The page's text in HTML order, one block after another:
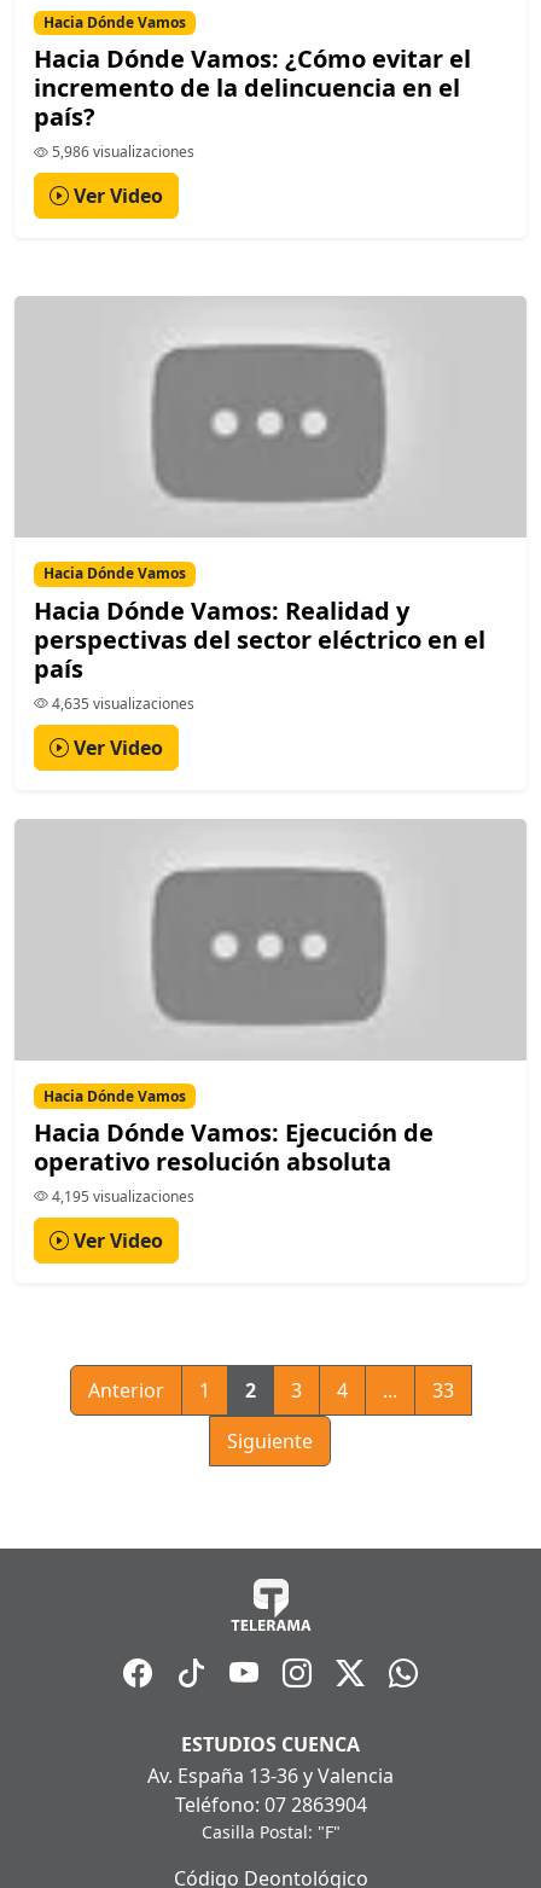
Hacia Dónde Vamos
Hacia Dónde Vamos: ¿Cómo evitar el
incremento de la delincuencia en el
país?
5,986 visualizaciones
Ver Video
Hacia Dónde Vamos
Hacia Dónde Vamos: Realidad y
perspectivas del sector eléctrico en el
país
4,635 visualizaciones
Ver Video
Hacia Dónde Vamos
Hacia Dónde Vamos: Ejecución de
operativo resolución absoluta
4,195 visualizaciones
Ver Video
Anterior 1 2 3 4 ...
33
Siguiente
ESTUDIOS CUENCA
Av. España 13-36 y Valencia
Teléfono: 07 2863904
Casilla Postal: "F"
Código Deontológico